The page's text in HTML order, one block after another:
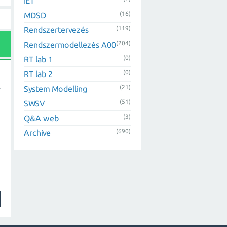
MDSD (16)
Rendszertervezés (119)
Rendszermodellezés A00(204)
RT lab 1 (0)
RT lab 2 (0)
System Modelling (21)
SWSV (51)
Q&A web (3)
Archive (690)